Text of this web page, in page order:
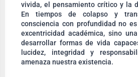
vivida, el pensamiento crítico y la
En tiempos de colapso y
consciencia con profundidad no
excentricidad académica, sino
desarrollar formas de vida
lucidez, integridad y
amenaza nuestra existencia.